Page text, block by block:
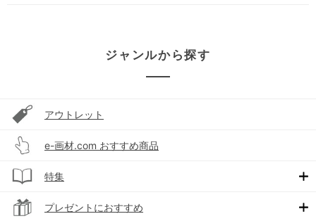
ジャンルから探す
アウトレット
e-画材.com おすすめ商品
特集
プレゼントにおすすめ